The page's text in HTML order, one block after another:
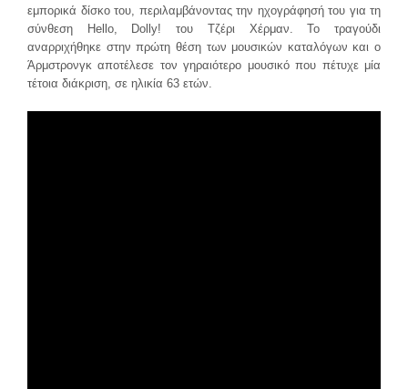
εμπορικά δίσκο του, περιλαμβάνοντας την ηχογράφησή του για τη
σύνθεση Hello, Dolly! του Τζέρι Χέρμαν. Το τραγούδι
αναρριχήθηκε στην πρώτη θέση των μουσικών καταλόγων και ο
Άρμστρονγκ αποτέλεσε τον γηραιότερο μουσικό που πέτυχε μία
τέτοια διάκριση, σε ηλικία 63 ετών.